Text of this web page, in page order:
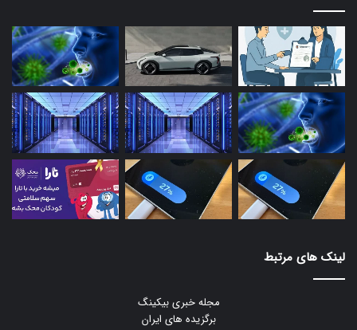
لینک های مرتبط
مجله خبری بیکینگ
برگزیده های ایران